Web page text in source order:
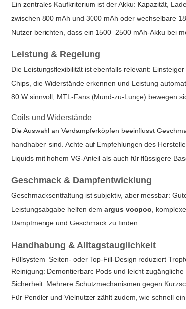
Ein zentrales Kaufkriterium ist der Akku: Kapazität,
zwischen 800 mAh und 3000 mAh oder wechselbare
Nutzer berichten, dass ein 1500–2500 mAh-Akku bei
Leistung & Regelung
Die Leistungsflexibilität ist ebenfalls relevant:
Chips, die Widerstände erkennen und Leistung
80 W sinnvoll, MTL-Fans (Mund-zu-Lunge) bewegen
Coils und Widerstände
Die Auswahl an Verdampferköpfen beeinflusst
handhaben sind. Achte auf Empfehlungen des
Liquids mit hohem VG-Anteil als auch für flüssigere
Geschmack & Dampfentwicklung
Geschmacksentfaltung ist subjektiv, aber messbar:
Leistungsabgabe helfen demargus voopoo ,
Dampfmenge und Geschmack zu finden.
Handhabung & Alltagstauglichkeit
Füllsystem: Seiten- oder Top-Fill-Design reduziert
Reinigung: Demontierbare Pods und leicht zugängliche
Sicherheit: Mehrere Schutzmechanismen gegen
Für Pendler und Vielnutzer zählt zudem, wie schnell